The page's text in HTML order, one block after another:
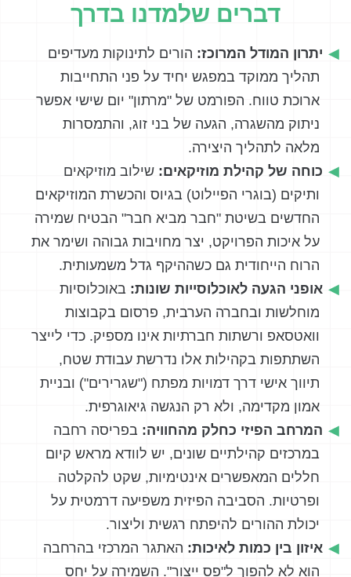
דברים שלמדנו בדרך
יתרון המודל המרוכז: הורים לתינוקות מעדיפים
תהליך ממוקד במפגש יחיד על פני התחייבות
ארוכת טווח. הפורמט של "מרתון" יום שישי אפשר
ניתוק מהשגרה, הגעה של בני זוג, והתמסרות
מלאה לתהליך היצירה.
כוחה של קהילת מוזיקאים: שילוב מוזיקאים
ותיקים (בוגרי הפיילוט) בגיוס והכשרת המוזיקאים
החדשים בשיטת "חבר מביא חבר" הבטיח שמירה
על איכות הפרויקט, יצר מחויבות גבוהה ושימר את
הרוח הייחודית גם כשההיקף גדל משמעותית.
אופני הגעה לאוכלוסייות שונות: באוכלוסיות
מוחלשות ובחברה הערבית, פרסום בקבוצות
וואטסאפ ורשתות חברתיות אינו מספיק. כדי לייצר
השתתפות בקהילות אלו נדרשת עבודת שטח,
תיווך אישי דרך דמויות מפתח ("שגרירים") ובניית
אמון מקדימה, ולא רק הנגשה גיאוגרפית.
המרחב הפיזי כחלק מהחוויה: בפריסה רחבה
במרכזים קהילתיים שונים, יש לוודא מראש קיום
חללים המאפשרים אינטימיות, שקט להקלטה
ופרטיות. הסביבה הפיזית משפיעה דרמטית על
יכולת ההורים להיפתח רגשית וליצור.
איזון בין כמות לאיכות: האתגר המרכזי בהרחבה
הוא לא להפוך ל"פס ייצור". השמירה על יחס